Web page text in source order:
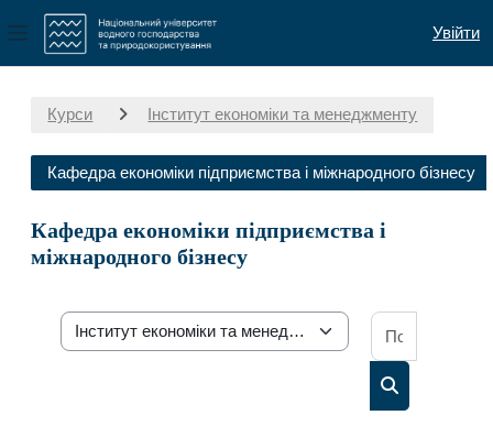
Бокова панель
Увійти
Курси Інститут економіки та менеджменту
Кафедра економіки підприємства і міжнародного бізнесу
Кафедра економіки підприємства і
міжнародного бізнесу
Категорії курсів